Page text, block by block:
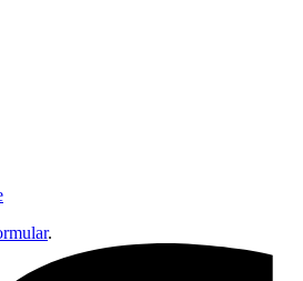
.